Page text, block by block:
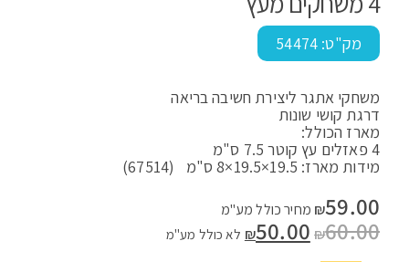
מק"ט: 54474
משחקי אתגר ליצירת חשיבה בריאה
דרגת קושי שונות
מארז הכולל:
4 פאזלים עץ קוטר 7.5 ס"מ
מידות מארז: 19.5×19.5×8 ס"מ (67514)
₪59.00
מחיר כולל מע"מ
₪60.00
המחיר
המקורי
₪50.00
המחיר
הנוכחי
לא כולל מע"מ